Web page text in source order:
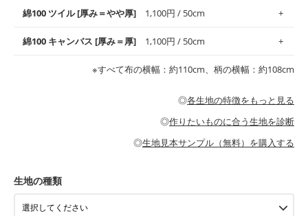
※レッスンバッグ、上履き袋などの通園通学グッズにはツイル生
・布団カバーなどの寝具、カーテン
す。
・スタイ、おくるみなどのベビーグッズ
・ブラウス、チュニック、ワンピースなどの洋服
・パジャマなどの寝具
上質で薄手の平織りの生地です。軽やかさとなめらかな手触りの
良さが魅力。透け感があるので、涼しげなトップスなどに最適で
・ブラウス、シャツ、チュニックなどのトップス
コットン75％リネン25％の当店のビエラ生地は、オックス生地よ
りもふんわりとした柔らかい質感と適度な落ち感を感じられるの
綿100 ツイル [厚み＝やや厚] 1,100円 / 50cm
綾織りの生地です。しっかりとした張りと厚みがありながらも柔
らかいのが特徴です。生地の厚みは中厚手です。1枚でも透け感
・カーテン、エプロン、テーブルクロスなどの暮らしのアイテム
・パンツ、タックスカートなどのボトムス
もっと詳しく見る
綿100 キャンバス [厚み＝厚] 1,100円 / 50cm
耐久性があります。トートバッグ・ポーチ・ペンケースなどの布
小物、インテリア用品に向いています。
・工作用エプロン
もっと詳しく見る
※すべて布の横幅：約110cm、柄の横幅：約108cm
◎各生地の特徴をもっと見る
◎作りたいものに合う生地を診断
◎生地見本サンプル（無料）を購入する
生地の種類